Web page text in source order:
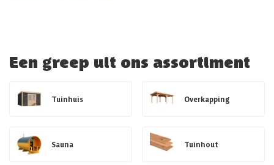
Een greep uit ons assortiment
Tuinhuis Overkapping
Sauna Tuinhout